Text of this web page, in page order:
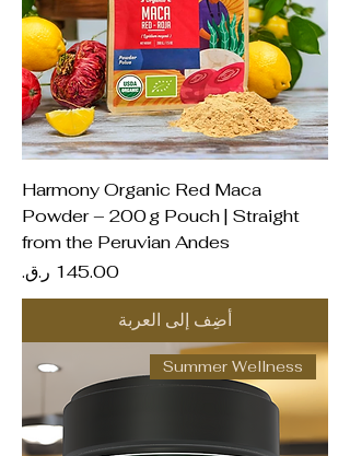
Harmony Organic Red Maca
Powder – 200 g Pouch | Straight
from the Peruvian Andes
السعر
أضِف إلى العربة
Summer Wellness